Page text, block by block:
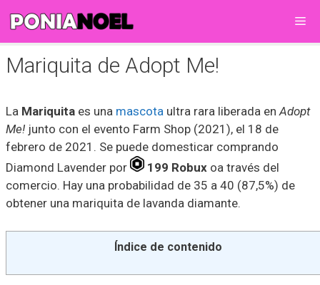
contenido
Mariquita de Adopt Me!
La Mariquita es una mascota ultra rara liberada enAdopt
Me! junto con el evento Farm Shop (2021), el 18 de
febrero de 2021. Se puede domesticar comprando
Diamond Lavender por
199 Robux oa través del
comercio. Hay una probabilidad de 35 a 40 (87,5%) de
obtener una mariquita de lavanda diamante.
Índice de contenido